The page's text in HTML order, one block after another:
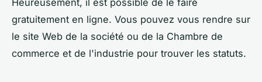
gratuitement en ligne. Vous pouvez vous rendre sur
le site Web de la société ou de la Chambre de
commerce et de l'industrie pour trouver les statuts.